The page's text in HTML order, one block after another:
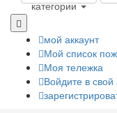
категории
мой аккаунт
Мой список
Моя тележка
Войдите в свой